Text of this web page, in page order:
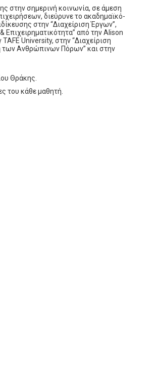
στην σημερινή κοινωνία, σε άμεση
διεύρυνε το ακαδημαϊκό-
στην “Διαχείριση Έργων”,
από την Alison
University, στην “Διαχείριση
των Ανθρώπινων Πόρων” και στην
Θράκης.
του κάθε μαθητή.